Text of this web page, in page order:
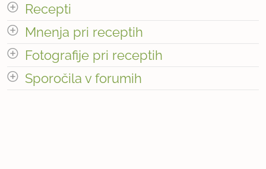
Recepti
Število receptov: 6
Mnenja pri receptih
odpri vse
Število mnenj pri receptih: 8
Fotografije pri receptih
Sporočila v forumih